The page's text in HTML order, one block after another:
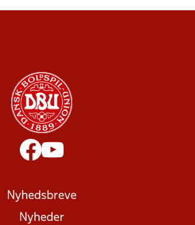
Nyhedsbreve
Nyheder